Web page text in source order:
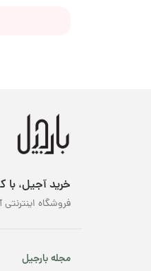
خرید آجیل، با
فروشگاه
مجله بارجیل